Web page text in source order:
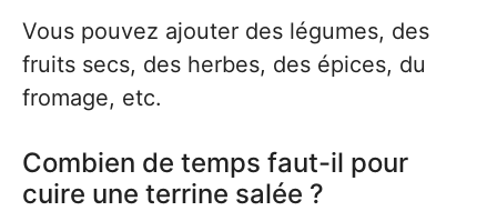
Vous pouvez ajouter des légumes, des
fruits secs, des herbes, des épices, du
fromage, etc.
Combien de temps faut-il pour
cuire une terrine salée ?